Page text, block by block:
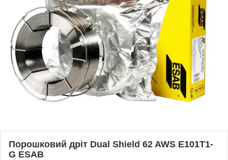
Порошковий дріт Dual Shield 62 AWS E101T1-
G ESAB